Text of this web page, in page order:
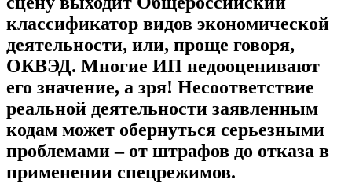
классификатор видов экономической
деятельности, или, проще говоря,
ОКВЭД. Многие ИП недооценивают
его значение, а зря! Несоответствие
реальной деятельности заявленным
кодам может обернуться серьезными
проблемами – от штрафов до отказа в
применении спецрежимов.